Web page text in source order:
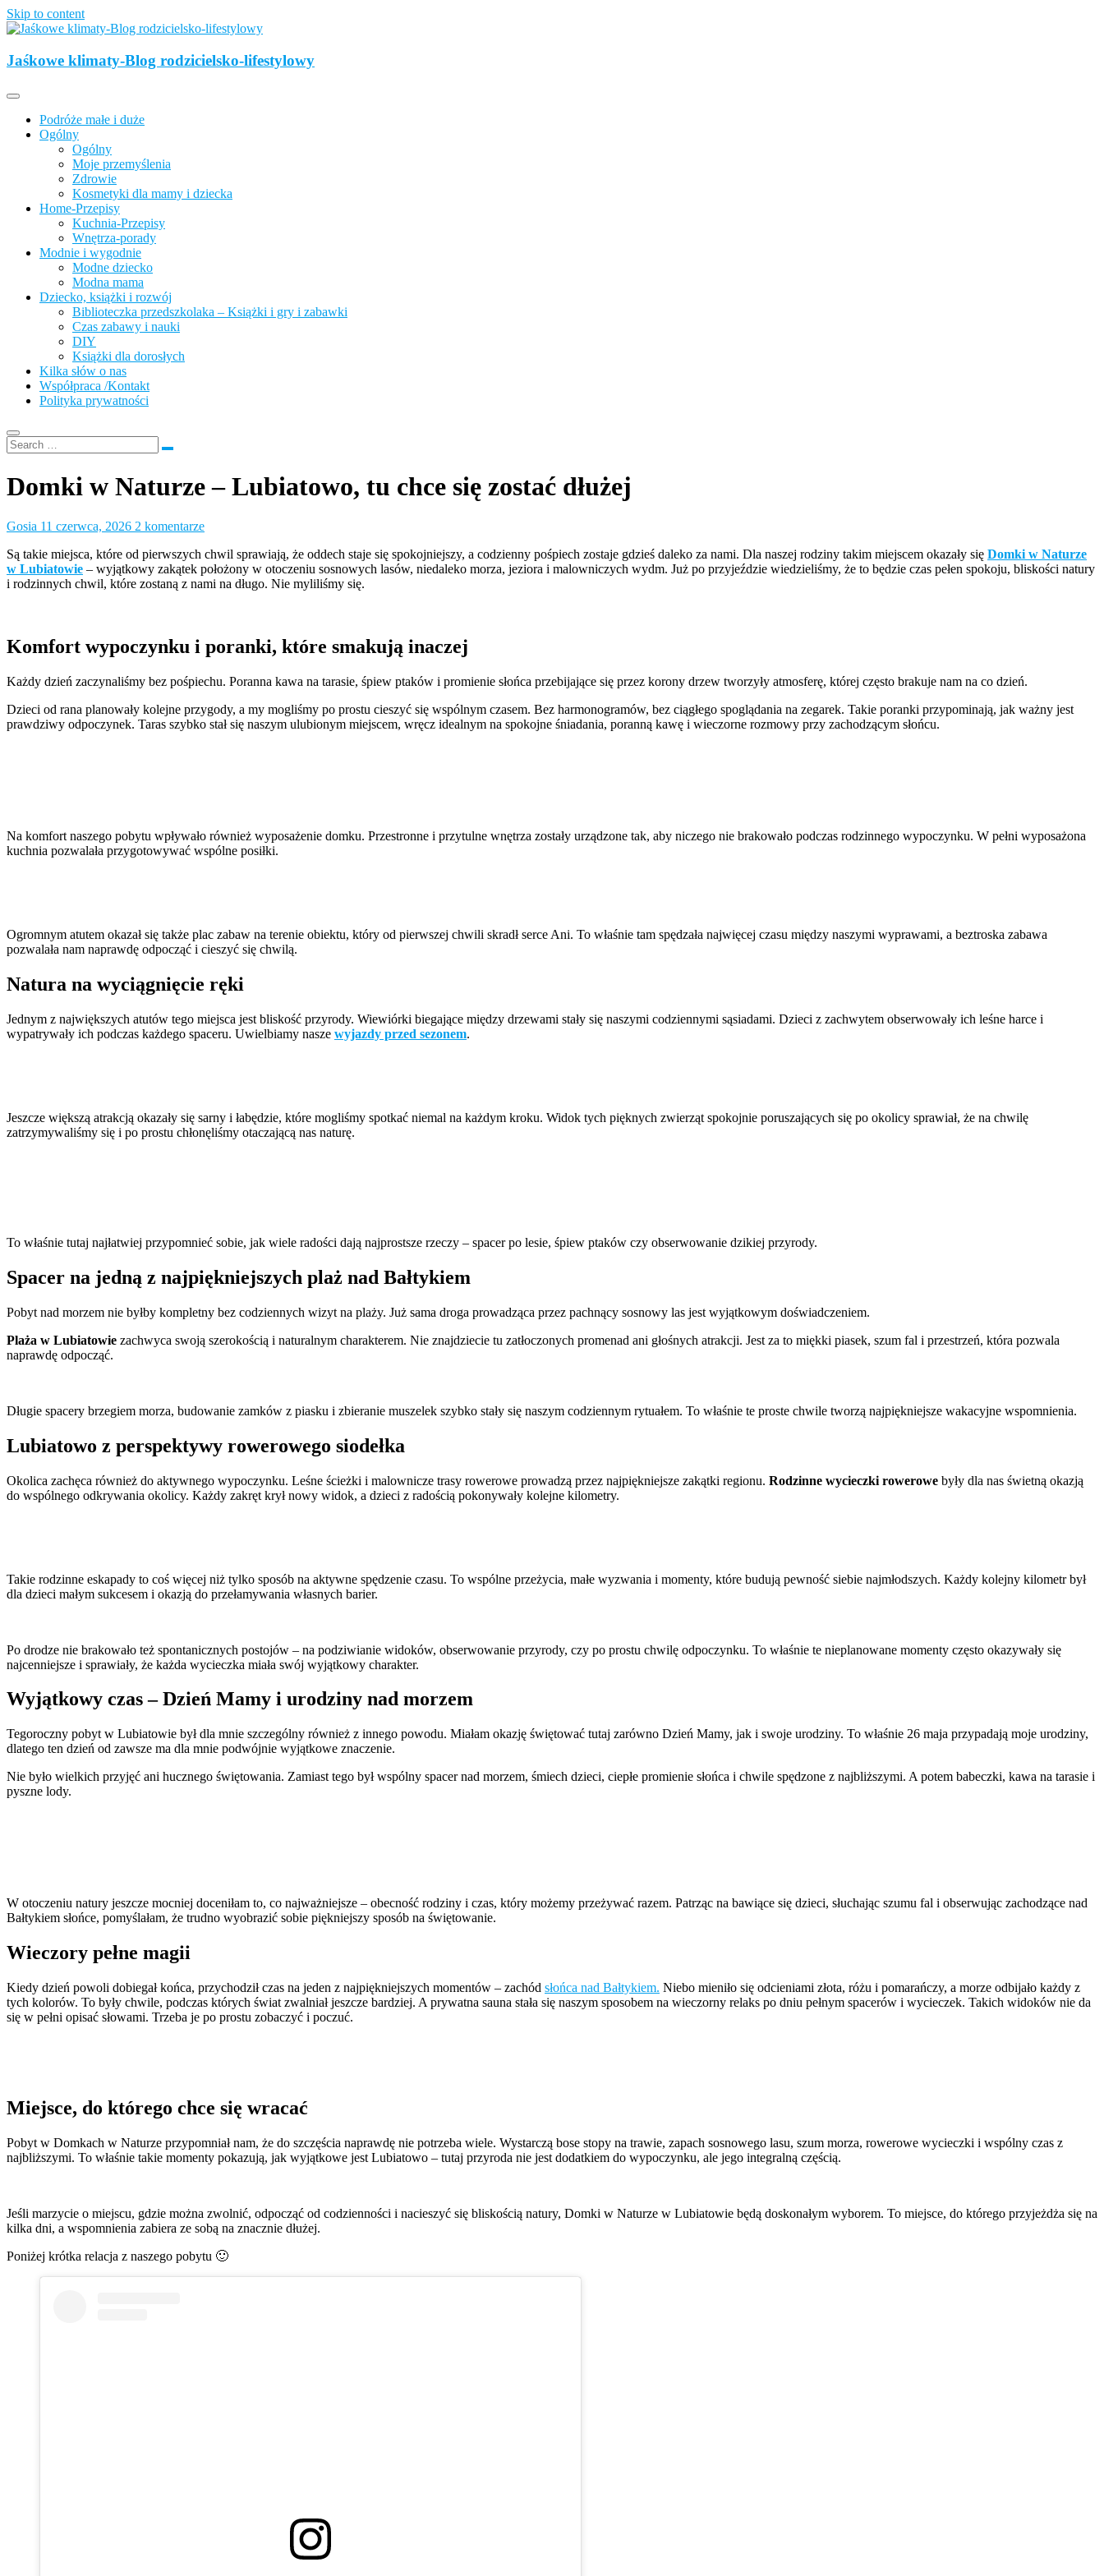
Skip to content
Jaśkowe klimaty-Blog rodzicielsko-lifestylowy
Jaśkowe klimaty-Blog rodzicielsko-lifestylowy
Podróże małe i duże
Ogólny
Ogólny
Moje przemyślenia
Zdrowie
Kosmetyki dla mamy i dziecka
Home-Przepisy
Kuchnia-Przepisy
Wnętrza-porady
Modnie i wygodnie
Modne dziecko
Modna mama
Dziecko, książki i rozwój
Biblioteczka przedszkolaka – Książki i gry i zabawki
Czas zabawy i nauki
DIY
Książki dla dorosłych
Kilka słów o nas
Współpraca /Kontakt
Polityka prywatności
Domki w Naturze – Lubiatowo, tu chce się zostać dłużej
Gosia 11 czerwca, 2026 2 komentarze
Są takie miejsca, które od pierwszych chwil sprawiają, że oddech staje się spokojniejszy, a codzienny pośpiech zostaje gdzieś daleko za nami. Dla naszej rodziny takim miejscem okazały się Domki w Naturze
w Lubiatowie – wyjątkowy zakątek położony w otoczeniu sosnowych lasów, niedaleko morza, jeziora i malowniczych wydm. Już po przyjeździe wiedzieliśmy, że to będzie czas pełen spokoju, bliskości natury
i rodzinnych chwil, które zostaną z nami na długo. Nie myliliśmy się.
Komfort wypoczynku i poranki, które smakują inaczej
Każdy dzień zaczynaliśmy bez pośpiechu. Poranna kawa na tarasie, śpiew ptaków i promienie słońca przebijające się przez korony drzew tworzyły atmosferę, której często brakuje nam na co dzień.
Dzieci od rana planowały kolejne przygody, a my mogliśmy po prostu cieszyć się wspólnym czasem. Bez harmonogramów, bez ciągłego spoglądania na zegarek. Takie poranki przypominają, jak ważny jest
prawdziwy odpoczynek. Taras szybko stał się naszym ulubionym miejscem, wręcz idealnym na spokojne śniadania, poranną kawę i wieczorne rozmowy przy zachodzącym słońcu.
Na komfort naszego pobytu wpływało również wyposażenie domku. Przestronne i przytulne wnętrza zostały urządzone tak, aby niczego nie brakowało podczas rodzinnego wypoczynku. W pełni wyposażona
kuchnia pozwalała przygotowywać wspólne posiłki.
Ogromnym atutem okazał się także plac zabaw na terenie obiektu, który od pierwszej chwili skradł serce Ani. To właśnie tam spędzała najwięcej czasu między naszymi wyprawami, a beztroska zabawa
pozwalała nam naprawdę odpocząć i cieszyć się chwilą.
Natura na wyciągnięcie ręki
Jednym z największych atutów tego miejsca jest bliskość przyrody. Wiewiórki biegające między drzewami stały się naszymi codziennymi sąsiadami. Dzieci z zachwytem obserwowały ich leśne harce i
wypatrywały ich podczas każdego spaceru. Uwielbiamy nasze wyjazdy przed sezonem.
Jeszcze większą atrakcją okazały się sarny i łabędzie, które mogliśmy spotkać niemal na każdym kroku. Widok tych pięknych zwierząt spokojnie poruszających się po okolicy sprawiał, że na chwilę
zatrzymywaliśmy się i po prostu chłonęliśmy otaczającą nas naturę.
To właśnie tutaj najłatwiej przypomnieć sobie, jak wiele radości dają najprostsze rzeczy – spacer po lesie, śpiew ptaków czy obserwowanie dzikiej przyrody.
Spacer na jedną z najpiękniejszych plaż nad Bałtykiem
Pobyt nad morzem nie byłby kompletny bez codziennych wizyt na plaży. Już sama droga prowadząca przez pachnący sosnowy las jest wyjątkowym doświadczeniem.
Plaża w Lubiatowie zachwyca swoją szerokością i naturalnym charakterem. Nie znajdziecie tu zatłoczonych promenad ani głośnych atrakcji. Jest za to miękki piasek, szum fal i przestrzeń, która pozwala
naprawdę odpocząć.
Długie spacery brzegiem morza, budowanie zamków z piasku i zbieranie muszelek szybko stały się naszym codziennym rytuałem. To właśnie te proste chwile tworzą najpiękniejsze wakacyjne wspomnienia.
Lubiatowo z perspektywy rowerowego siodełka
Okolica zachęca również do aktywnego wypoczynku. Leśne ścieżki i malownicze trasy rowerowe prowadzą przez najpiękniejsze zakątki regionu. Rodzinne wycieczki rowerowe były dla nas świetną okazją
do wspólnego odkrywania okolicy. Każdy zakręt krył nowy widok, a dzieci z radością pokonywały kolejne kilometry.
Takie rodzinne eskapady to coś więcej niż tylko sposób na aktywne spędzenie czasu. To wspólne przeżycia, małe wyzwania i momenty, które budują pewność siebie najmłodszych. Każdy kolejny kilometr był
dla dzieci małym sukcesem i okazją do przełamywania własnych barier.
Po drodze nie brakowało też spontanicznych postojów – na podziwianie widoków, obserwowanie przyrody, czy po prostu chwilę odpoczynku. To właśnie te nieplanowane momenty często okazywały się
najcenniejsze i sprawiały, że każda wycieczka miała swój wyjątkowy charakter.
Wyjątkowy czas – Dzień Mamy i urodziny nad morzem
Tegoroczny pobyt w Lubiatowie był dla mnie szczególny również z innego powodu. Miałam okazję świętować tutaj zarówno Dzień Mamy, jak i swoje urodziny. To właśnie 26 maja przypadają moje urodziny,
dlatego ten dzień od zawsze ma dla mnie podwójnie wyjątkowe znaczenie.
Nie było wielkich przyjęć ani hucznego świętowania. Zamiast tego był wspólny spacer nad morzem, śmiech dzieci, ciepłe promienie słońca i chwile spędzone z najbliższymi. A potem babeczki, kawa na tarasie i
pyszne lody.
W otoczeniu natury jeszcze mocniej doceniłam to, co najważniejsze – obecność rodziny i czas, który możemy przeżywać razem. Patrząc na bawiące się dzieci, słuchając szumu fal i obserwując zachodzące nad
Bałtykiem słońce, pomyślałam, że trudno wyobrazić sobie piękniejszy sposób na świętowanie.
Wieczory pełne magii
Kiedy dzień powoli dobiegał końca, przychodził czas na jeden z najpiękniejszych momentów – zachód słońca nad Bałtykiem. Niebo mieniło się odcieniami złota, różu i pomarańczy, a morze odbijało każdy z
tych kolorów. To były chwile, podczas których świat zwalniał jeszcze bardziej. A prywatna sauna stała się naszym sposobem na wieczorny relaks po dniu pełnym spacerów i wycieczek. Takich widoków nie da
się w pełni opisać słowami. Trzeba je po prostu zobaczyć i poczuć.
Miejsce, do którego chce się wracać
Pobyt w Domkach w Naturze przypomniał nam, że do szczęścia naprawdę nie potrzeba wiele. Wystarczą bose stopy na trawie, zapach sosnowego lasu, szum morza, rowerowe wycieczki i wspólny czas z
najbliższymi. To właśnie takie momenty pokazują, jak wyjątkowe jest Lubiatowo – tutaj przyroda nie jest dodatkiem do wypoczynku, ale jego integralną częścią.
Jeśli marzycie o miejscu, gdzie można zwolnić, odpocząć od codzienności i nacieszyć się bliskością natury, Domki w Naturze w Lubiatowie będą doskonałym wyborem. To miejsce, do którego przyjeżdża się na
kilka dni, a wspomnienia zabiera ze sobą na znacznie dłużej.
Poniżej krótka relacja z naszego pobytu 🙂